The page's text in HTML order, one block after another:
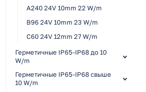
A240 24V 10mm 22 W/m
B96 24V 10mm 23 W/m
C60 24V 12mm 27 W/m
Герметичные IP65-IP68 до 10
W/m
Герметичные IP65-IP68 свыше
10 W/m